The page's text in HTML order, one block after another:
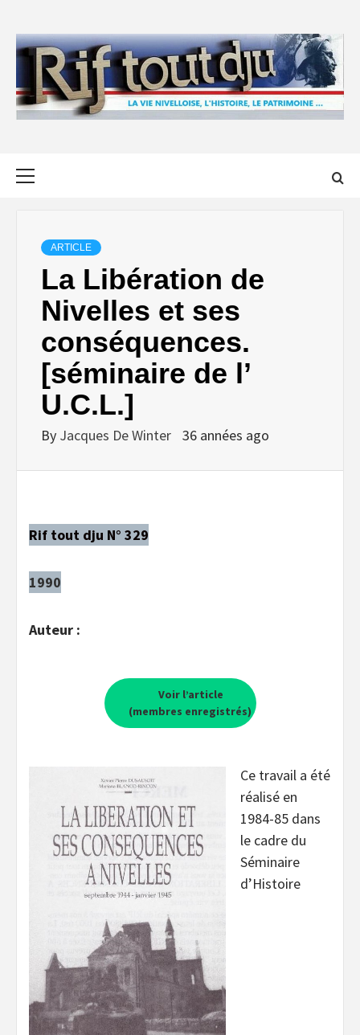
content
ARTICLE
La Libération de
Nivelles et ses
conséquences.
[séminaire de l’
U.C.L.]
By Jacques De Winter 36 années ago
Rif tout dju N° 329
1990
Auteur :
Voir l’article
(membres enregistrés)
Ce travail a été
réalisé en
1984-85 dans
le cadre du
Séminaire
d’Histoire